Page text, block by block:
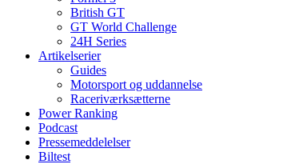
British GT
GT World Challenge
24H Series
Artikelserier
Guides
Motorsport og uddannelse
Raceriværksætterne
Power Ranking
Podcast
Pressemeddelelser
Biltest